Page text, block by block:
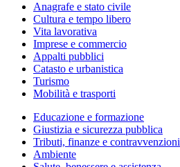
Anagrafe e stato civile
Cultura e tempo libero
Vita lavorativa
Imprese e commercio
Appalti pubblici
Catasto e urbanistica
Turismo
Mobilità e trasporti
Educazione e formazione
Giustizia e sicurezza pubblica
Tributi, finanze e contravvenzioni
Ambiente